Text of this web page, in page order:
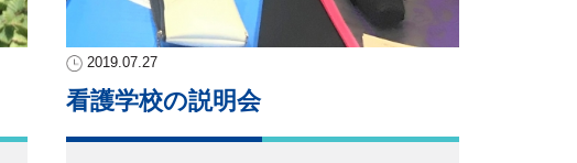
2019.07.27
看護学校の説明会